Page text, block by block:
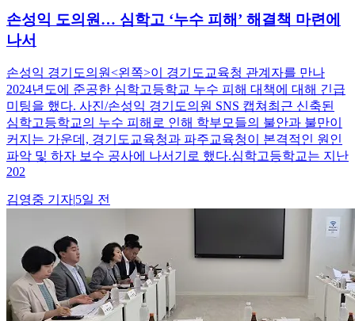
손성익 도의원… 심학고 ‘누수 피해’ 해결책 마련에
나서
손성익 경기도의원<왼쪽>이 경기도교육청 관계자를 만나
2024년도에 준공한 심학고등학교 누수 피해 대책에 대해 긴급
미팅을 했다. 사진/손성익 경기도의원 SNS 캡쳐최근 신축된
심학고등학교의 누수 피해로 인해 학부모들의 불안과 불만이
커지는 가운데, 경기도교육청과 파주교육청이 본격적인 원인
파악 및 하자 보수 공사에 나서기로 했다.심학고등학교는 지난
202
김영중 기자|5일 전